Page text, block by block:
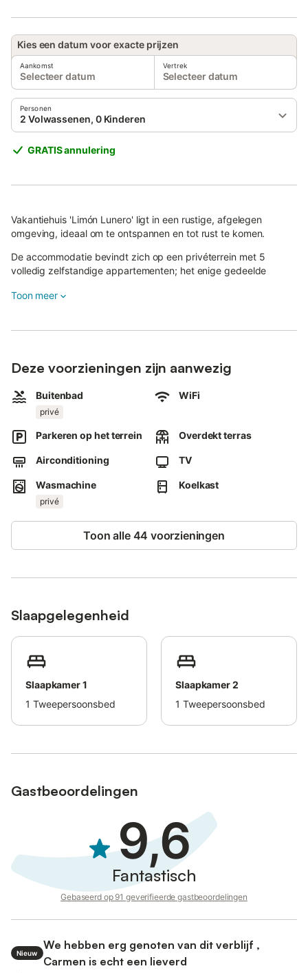
Kies een datum voor exacte prijzen
Aankomst
Selecteer datum
Vertrek
Selecteer datum
Personen
2 Volwassenen, 0 Kinderen
GRATIS annulering
Vakantiehuis 'Limón Lunero' ligt in een rustige, afgelegen
omgeving, ideaal om te ontspannen en tot rust te komen.
De accommodatie bevindt zich op een privéterrein met 5
volledig zelfstandige appartementen; het enige gedeelde
gemeenschappelijke buitenruimtes.
Lunero.
bevindt, kunnen gasten van de andere appartementen het zien
wanneer zij via de gemeenschappelijke buitenroute lopen.
Jullie beschikken over een eigen terras en wifi.
Toon meer
Deze voorzieningen zijn aanwezig
Buitenbad
privé
WiFi
Parkeren op het terrein Overdekt terras
Airconditioning TV
Wasmachine
privé
Koelkast
Toon alle 44 voorzieningen
Slaapgelegenheid
Slaapkamer 1
1 Tweepersoonsbed
Slaapkamer 2
1 Tweepersoonsbed
Gastbeoordelingen
9,6
Fantastisch
Gebaseerd op 91 geverifieerde gastbeoordelingen
Nieuw
We hebben erg genoten van dit verblijf ,
Carmen is echt een lieverd